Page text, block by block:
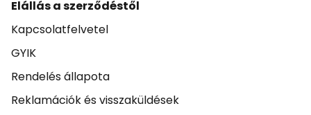
Elállás a szerződéstől
Kapcsolatfelvetel
GYIK
Rendelés állapota
Reklamációk és visszaküldések